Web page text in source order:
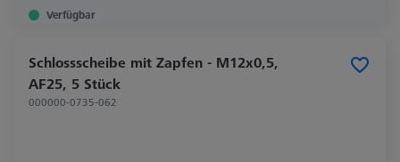
Verfügbar
Schlossscheibe mit Zapfen - M12x0,5,
AF25, 5 Stück
000000-0735-062